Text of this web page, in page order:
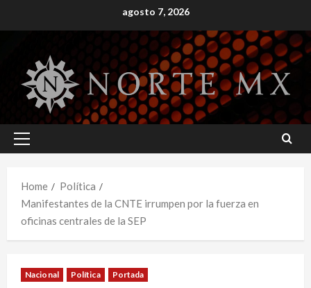
to
agosto 7, 2026
Primary
Home
Política
Manifestantes de la CNTE irrumpen por la fuerza en
oficinas centrales de la SEP
Nacional Política Portada